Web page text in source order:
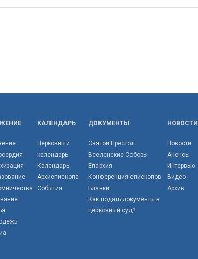
КАЛЕНДАРЬ
Церковный
календарь
Календарь
Архиепископа
События
ДОКУМЕНТЫ
Святой Престол
Вселенские Соборы
Епархия
Конференция епископов
Бланки
Как подать документы в
церковный суд?
НОВОСТИ
Новости
Анонсы
Интервью
Видео
Архив